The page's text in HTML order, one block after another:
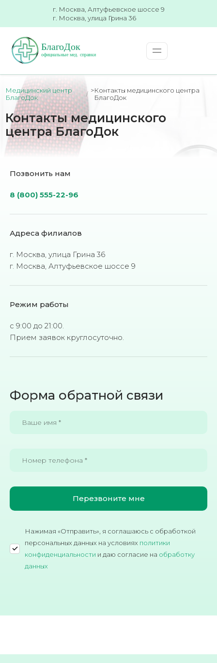
г. Москва, Алтуфьевское шоссе 9
г. Москва, улица Грина 36
Медицинский центр
БлагоДок
>Контакты медицинского центра
БлагоДок
Контакты медицинского
центра БлагоДок
Позвонить нам
8 (800) 555-22-96
Адреса филиалов
г. Москва, улица Грина 36
г. Москва, Алтуфьевское шоссе 9
Режим работы
с 9:00 до 21:00.
Прием заявок круглосуточно.
Форма обратной связи
Нажимая «Отправить», я соглашаюсь c обработкой
персональных данных на условиях политики
конфиденциальности и даю согласие на обработку
данных